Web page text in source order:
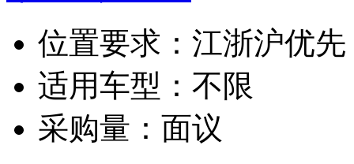
位置要求： 江浙沪优先
适用车型： 不限
采购量： 面议